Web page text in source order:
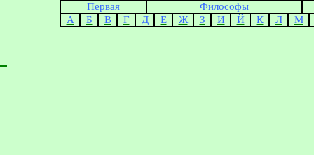
Первая
Философы
А
Б В Г Д Е Ж З И Й К Л М